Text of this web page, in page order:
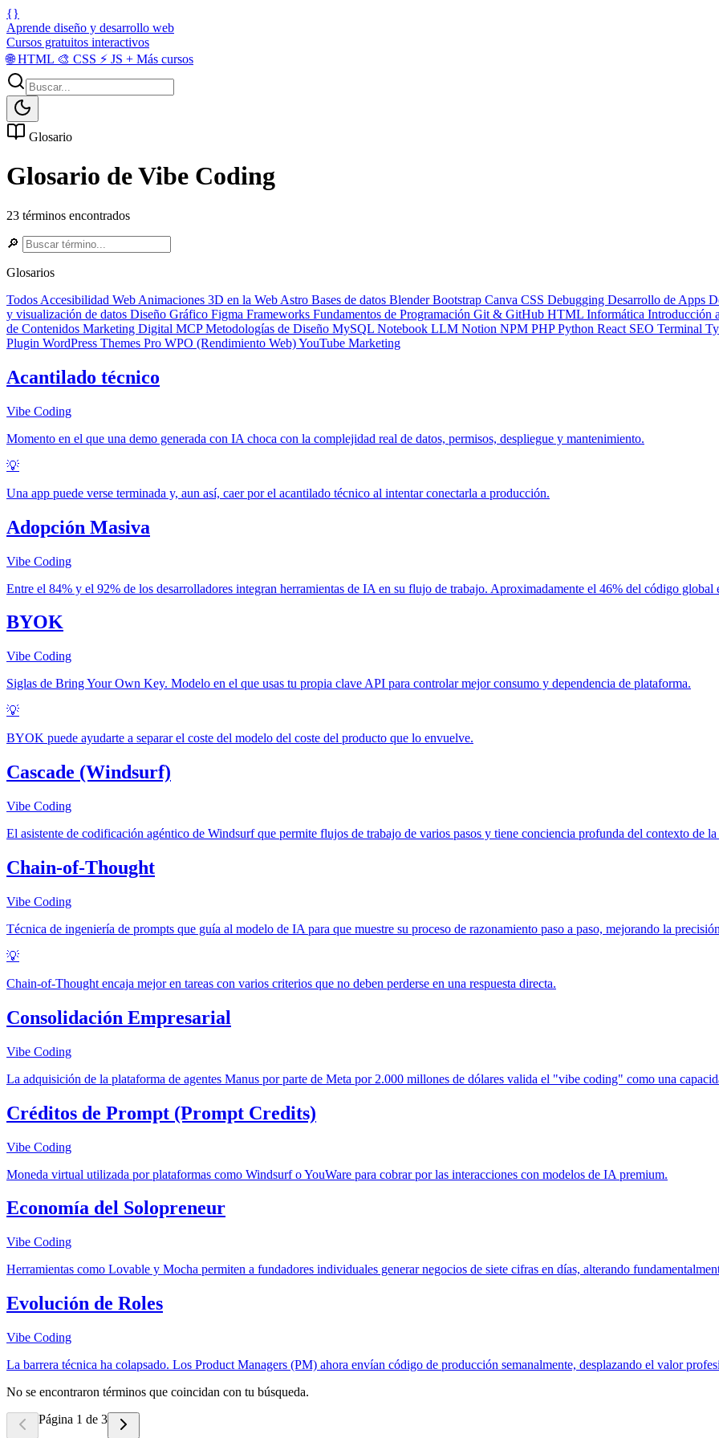
{}
Aprende diseño y desarrollo web
Cursos gratuitos interactivos
🌐HTML 🎨 CSS ⚡ JS + Más cursos
Glosario
Glosario de Vibe Coding
23 términos encontrados
🔎
Glosarios
Todos Accesibilidad Web Animaciones 3D en la Web Astro Bases de datos BlenderBootstrap Canva CSS Debugging Desarrollo de Apps
y visualización de datos Diseño Gráfico Figma Frameworks Fundamentos de Programación Git & GitHub HTML Informática Introducción
de Contenidos Marketing Digital MCPMetodologías de Diseño MySQL Notebook LLM Notion NPM PHPPython React SEO Terminal
Plugin WordPress Themes Pro WPO (Rendimiento Web)YouTube Marketing
Acantilado técnico
Vibe Coding
Momento en el que una demo generada con IA choca con la complejidad real de datos, permisos, despliegue y mantenimiento.
💡
Una app puede verse terminada y, aun así, caer por el acantilado técnico al intentar conectarla a producción.
Adopción Masiva
Vibe Coding
Entre el 84% y el 92% de los desarrolladores integran herramientas de IA en su flujo de trabajo. Aproximadamente el 46% del código global
BYOK
Vibe Coding
Siglas de Bring Your Own Key. Modelo en el que usas tu propia clave API para controlar mejor consumo y dependencia de plataforma.
💡
BYOK puede ayudarte a separar el coste del modelo del coste del producto que lo envuelve.
Cascade (Windsurf)
Vibe Coding
El asistente de codificación agéntico de Windsurf que permite flujos de trabajo de varios pasos y tiene conciencia profunda del contexto de la
Chain-of-Thought
Vibe Coding
Técnica de ingeniería de prompts que guía al modelo de IA para que muestre su proceso de razonamiento paso a paso, mejorando la
💡
Chain-of-Thought encaja mejor en tareas con varios criterios que no deben perderse en una respuesta directa.
Consolidación Empresarial
Vibe Coding
La adquisición de la plataforma de agentes Manus por parte de Meta por 2.000 millones de dólares valida el "vibe coding" como una
Créditos de Prompt (Prompt Credits)
Vibe Coding
Moneda virtual utilizada por plataformas como Windsurf o YouWare para cobrar por las interacciones con modelos de IA premium.
Economía del Solopreneur
Vibe Coding
Herramientas como Lovable y Mocha permiten a fundadores individuales generar negocios de siete cifras en días, alterando
Evolución de Roles
Vibe Coding
La barrera técnica ha colapsado. Los Product Managers (PM) ahora envían código de producción semanalmente, desplazando el valor
No se encontraron términos que coincidan con tu búsqueda.
Página 1 de 3